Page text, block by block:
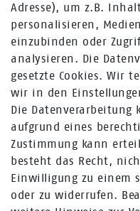
Adresse), um z.B.
personalisieren,
einzubinden oder
analysieren. Die
gesetzte Cookies. Wir
wir in den
Die
aufgrund eines
Zustimmung kann
besteht das Recht,
Einwilligung zu einem
oder zu widerrufen.
Fragen zur Bestellung:
+49 (0) 241 / 95 78 26 11
Fragen zu Produkten:
+49 (0) 2224 / 1805 - 84
Zum Kontaktformular
Mehr über Rabenhorst
FOLGE UNS